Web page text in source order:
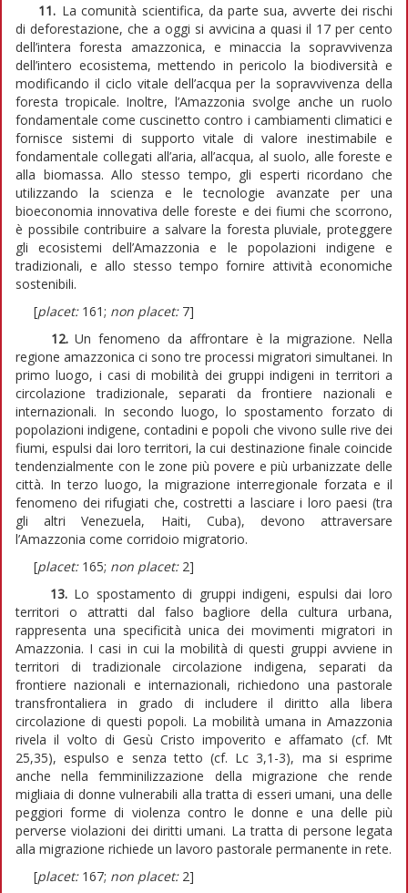
11. La comunità scientifica, da parte sua, avverte dei rischi
di deforestazione, che a oggi si avvicina a quasi il 17 per cento
dell’intera foresta amazzonica, e minaccia la sopravvivenza
dell’intero ecosistema, mettendo in pericolo la biodiversità e
modificando il ciclo vitale dell’acqua per la sopravvivenza della
foresta tropicale. Inoltre, l’Amazzonia svolge anche un ruolo
fondamentale come cuscinetto contro i cambiamenti climatici e
fornisce sistemi di supporto vitale di valore inestimabile e
fondamentale collegati all’aria, all’acqua, al suolo, alle foreste e
alla biomassa. Allo stesso tempo, gli esperti ricordano che
utilizzando la scienza e le tecnologie avanzate per una
bioeconomia innovativa delle foreste e dei fiumi che scorrono,
è possibile contribuire a salvare la foresta pluviale, proteggere
gli ecosistemi dell’Amazzonia e le popolazioni indigene e
tradizionali, e allo stesso tempo fornire attività economiche
sostenibili.
[placet: 161; non placet: 7]
12.Un fenomeno da affrontare è la migrazione. Nella
regione amazzonica ci sono tre processi migratori simultanei. In
primo luogo, i casi di mobilità dei gruppi indigeni in territori a
circolazione tradizionale, separati da frontiere nazionali e
internazionali. In secondo luogo, lo spostamento forzato di
popolazioni indigene, contadini e popoli che vivono sulle rive dei
fiumi, espulsi dai loro territori, la cui destinazione finale coincide
tendenzialmente con le zone più povere e più urbanizzate delle
città. In terzo luogo, la migrazione interregionale forzata e il
fenomeno dei rifugiati che, costretti a lasciare i loro paesi (tra
gli altri Venezuela, Haiti, Cuba), devono attraversare
l’Amazzonia come corridoio migratorio.
[placet: 165; non placet: 2]
13. Lo spostamento di gruppi indigeni, espulsi dai loro
territori o attratti dal falso bagliore della cultura urbana,
rappresenta una specificità unica dei movimenti migratori in
Amazzonia. I casi in cui la mobilità di questi gruppi avviene in
territori di tradizionale circolazione indigena, separati da
frontiere nazionali e internazionali, richiedono una pastorale
transfrontaliera in grado di includere il diritto alla libera
circolazione di questi popoli. La mobilità umana in Amazzonia
rivela il volto di Gesù Cristo impoverito e affamato (cf. Mt
25,35), espulso e senza tetto (cf. Lc 3,1-3), ma si esprime
anche nella femminilizzazione della migrazione che rende
migliaia di donne vulnerabili alla tratta di esseri umani, una delle
peggiori forme di violenza contro le donne e una delle più
perverse violazioni dei diritti umani. La tratta di persone legata
alla migrazione richiede un lavoro pastorale permanente in rete.
[placet: 167; non placet: 2]